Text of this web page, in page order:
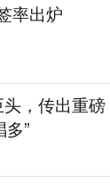
率出炉
，传出重磅
”